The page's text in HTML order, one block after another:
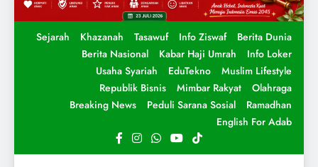
Sejarah Khazanah Tasawuf Info Ziswaf
Berita Dunia
Berita Nasional
Kabar Haji Umrah
Info Loker
Usaha Syariah
EduTekno
Muslim Lifestyle
Republik Bisnis
Mimbar Rakyat
Olahraga
Breaking News
Peduli Sarana Sosial
Ramadhan
English For Adab